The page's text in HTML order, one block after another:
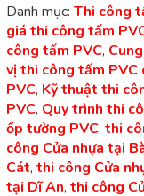
Danh mục: Thi công
giá thi công tấm
công tấm PVC,
vị thi công tấm PVC
PVC, Kỹ thuật thi
PVC, Quy trình thi
ốp tường PVC, thi
công Cửa nhựa tại
Cát, thi công Cửa
tại Dĩ An, thi công